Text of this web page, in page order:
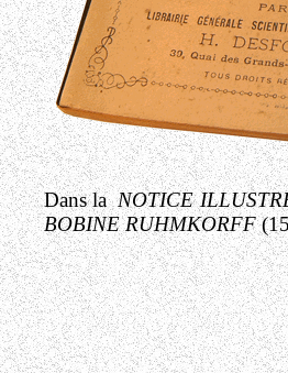
Dans laNOTICE
BOBINE RUHMKORFF